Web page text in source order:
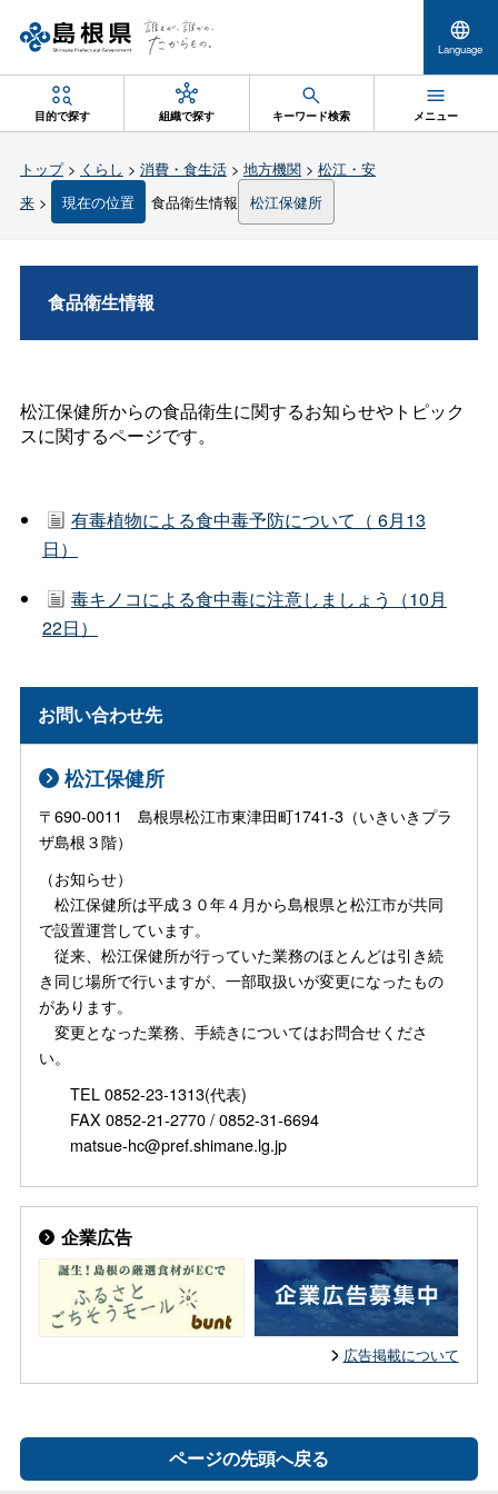
Language
目的で探す 組織で探す キーワード検索 メニュー
トップ> くらし > 消費・食生活> 地方機関> 松江・安
来> 現在の位置 食品衛生情報 松江保健所
食品衛生情報
松江保健所からの食品衛生に関するお知らせやトピック
スに関するページです。
有毒植物による食中毒予防について（ 6月13
日）
毒キノコによる食中毒に注意しましょう（10月
22日）
お問い合わせ先
松江保健所
〒690-0011 島根県松江市東津田町1741-3（いきいきプラ
ザ島根３階）
（お知らせ）
松江保健所は平成３０年４月から島根県と松江市が共同
で設置運営しています。
従来、松江保健所が行っていた業務のほとんどは引き続
き同じ場所で行いますが、一部取扱いが変更になったもの
があります。
変更となった業務、手続きについてはお問合せくださ
い。
TEL 0852-23-1313(代表)
FAX 0852-21-2770 / 0852-31-6694
matsue-hc@pref.shimane.lg.jp
企業広告
広告掲載について
ページの先頭へ戻る